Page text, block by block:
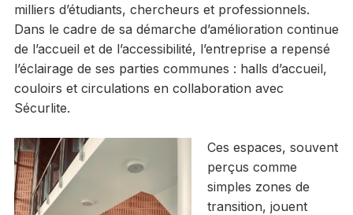
milliers d’étudiants, chercheurs et professionnels.
Dans le cadre de sa démarche d’amélioration continue
de l’accueil et de l’accessibilité, l’entreprise a repensé
l’éclairage de ses parties communes : halls d’accueil,
couloirs et circulations en collaboration avec
Sécurlite.
Ces espaces, souvent
perçus comme
simples zones de
transition, jouent